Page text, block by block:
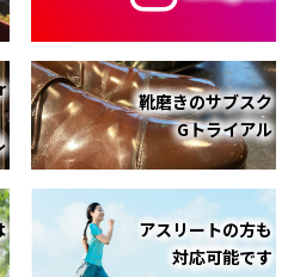
靴磨きのサブスク
Gトライアル
アスリートの方も
対応可能です